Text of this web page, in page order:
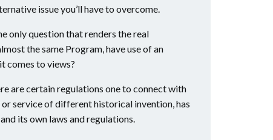
issue you’ll have to overcome.
only question that renders the real
the same Program, have use of an
comes to views?
are certain regulations one to connect with
service of different historical invention, has
its own laws and regulations.